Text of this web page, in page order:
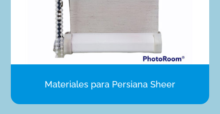
Materiales para Persiana Sheer